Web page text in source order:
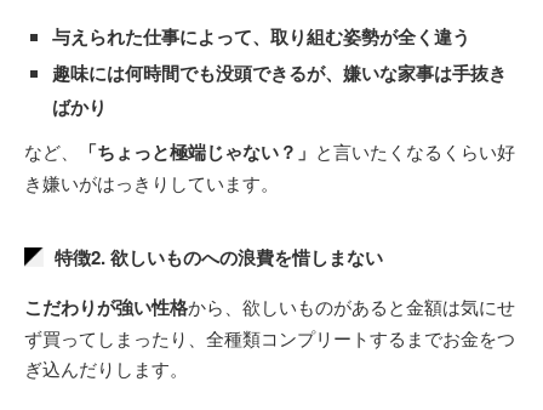
与えられた仕事によって、取り組む姿勢が全く違う
趣味には何時間でも没頭できるが、嫌いな家事は手抜き
ばかり
など、 「ちょっと極端じゃない？」 と言いたくなるくらい好
き嫌いがはっきりしています。
特徴2. 欲しいものへの浪費を惜しまない
こだわりが強い性格から、欲しいものがあると金額は気にせ
ず買ってしまったり、全種類コンプリートするまでお金をつ
ぎ込んだりします。